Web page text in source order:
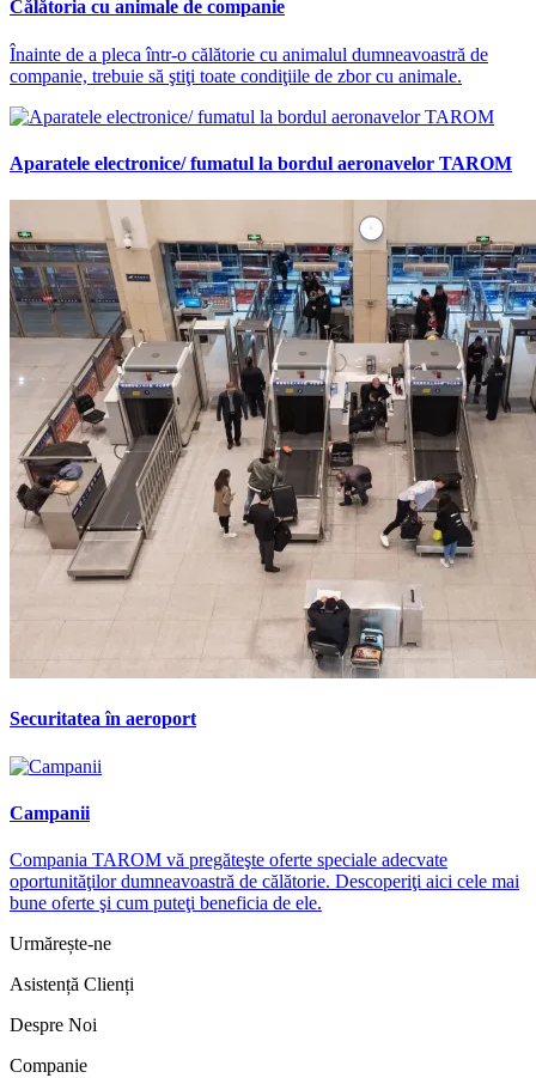
Călătoria cu animale de companie
Înainte de a pleca într-o călătorie cu animalul dumneavoastră de
companie, trebuie să ştiţi toate condiţiile de zbor cu animale.
Aparatele electronice/ fumatul la bordul aeronavelor TAROM
Securitatea în aeroport
Campanii
Compania TAROM vă pregăteşte oferte speciale adecvate
oportunităţilor dumneavoastră de călătorie. Descoperiţi aici cele mai
bune oferte şi cum puteţi beneficia de ele.
Urmărește-ne
Asistență Clienți
Despre Noi
Companie